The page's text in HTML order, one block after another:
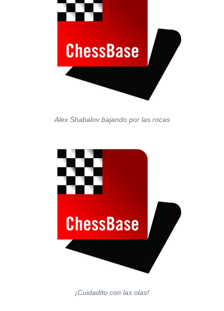
Alex Shabalov bajando por las rocas
¡Cuidadito con las olas!